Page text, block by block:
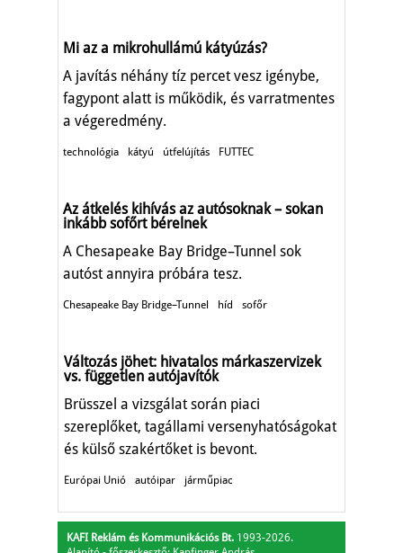
Mi az a mikrohullámú kátyúzás?
A javítás néhány tíz percet vesz igénybe,
fagypont alatt is működik, és varratmentes
a végeredmény.
technológia kátyú útfelújítás FUTTEC
Az átkelés kihívás az autósoknak – sokan
inkább sofőrt bérelnek
A Chesapeake Bay Bridge–Tunnel sok
autóst annyira próbára tesz.
Chesapeake Bay Bridge–Tunnel híd sofőr
Változás jöhet: hivatalos márkaszervizek
vs. független autójavítók
Brüsszel a vizsgálat során piaci
szereplőket, tagállami versenyhatóságokat
és külső szakértőket is bevont.
Európai Unió autóipar járműpiac
KAFI Reklám és Kommunikációs Bt. 1993-2026.